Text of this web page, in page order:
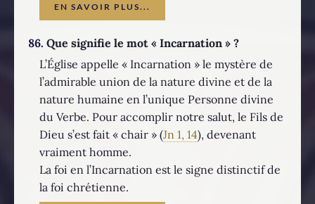
EN SAVOIR PLUS...
86. Que signifie le mot « Incarnation » ?
L’Église appelle « Incarnation » le mystère de
l’admirable union de la nature divine et de la
nature humaine en l’unique Personne divine
du Verbe. Pour accomplir notre salut, le Fils de
Dieu s’est fait « chair » (Jn 1, 14), devenant
vraiment homme.
La foi en l’Incarnation est le signe distinctif de
la foi chrétienne.